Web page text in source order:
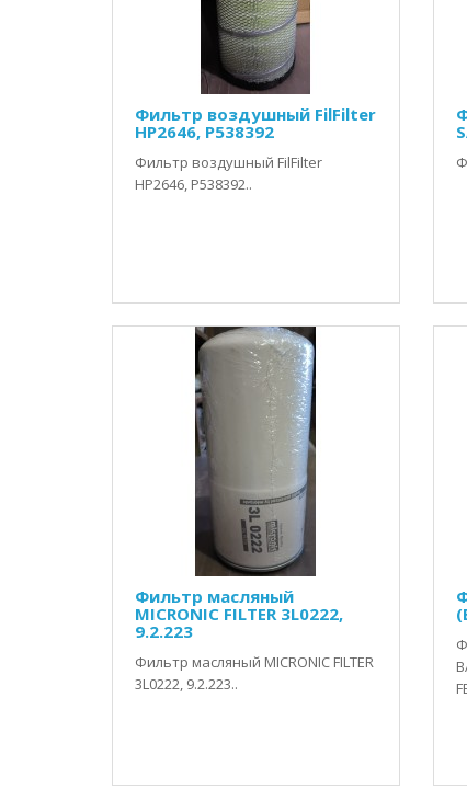
Фильтр воздушный FilFilter
HP2646, P538392
Фильтр воздушный FilFilter
HP2646, P538392..
Фильтр масляный
MICRONIC FILTER 3L0222,
9.2.223
Фильтр масляный MICRONIC FILTER
3L0222, 9.2.223..